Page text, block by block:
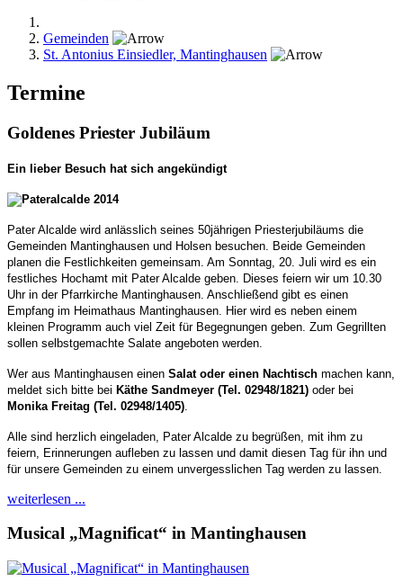
Gemeinden
St. Antonius Einsiedler, Mantinghausen
Termine
Goldenes Priester Jubiläum
Ein lieber Besuch hat sich angekündigt
Pater Alcalde wird anlässlich seines 50jährigen Priesterjubiläums die
Gemeinden Mantinghausen und Holsen besuchen. Beide Gemeinden
planen die Festlichkeiten gemeinsam. Am Sonntag, 20. Juli wird es ein
festliches Hochamt mit Pater Alcalde geben. Dieses feiern wir um 10.30
Uhr in der Pfarrkirche Mantinghausen. Anschließend gibt es einen
Empfang im Heimathaus Mantinghausen. Hier wird es neben einem
kleinen Programm auch viel Zeit für Begegnungen geben. Zum Gegrillten
sollen selbstgemachte Salate angeboten werden.
Wer aus Mantinghausen einen Salat oder einen Nachtisch machen kann,
meldet sich bitte bei Käthe Sandmeyer (Tel. 02948/1821) oder bei
Monika Freitag (Tel. 02948/1405)
Alle sind herzlich eingeladen, Pater Alcalde zu begrüßen, mit ihm zu
feiern, Erinnerungen aufleben zu lassen und damit diesen Tag für ihn und
für unsere Gemeinden zu einem unvergesslichen Tag werden zu lassen.
weiterlesen ...
Musical „Magnificat“ in Mantinghausen